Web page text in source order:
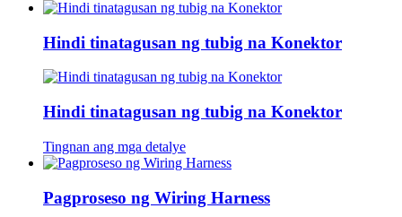
Hindi tinatagusan ng tubig na Konektor
Hindi tinatagusan ng tubig na Konektor
Tingnan ang mga detalye
Pagproseso ng Wiring Harness